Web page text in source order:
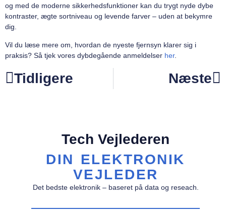
og med de moderne sikkerhedsfunktioner kan du trygt nyde dybe
kontraster, ægte sortniveau og levende farver – uden at bekymre
dig.
Vil du læse mere om, hvordan de nyeste fjernsyn klarer sig i
praksis? Så tjek vores dybdegående anmeldelser her.
Tidligere Næste
Tech Vejlederen
DIN ELEKTRONIK
VEJLEDER
Det bedste elektronik – baseret på data og reseach.